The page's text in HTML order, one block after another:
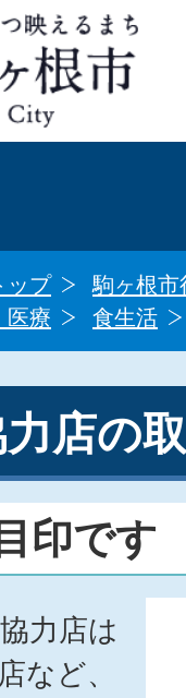
ップ
駒ヶ根市
医療
食生活
店の
印です
力店は
など、